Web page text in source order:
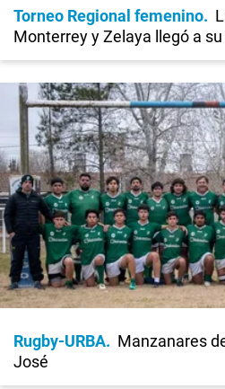
Torneo Regional femenino
Monterrey y Zelaya llegó a
Rugby-URBA
Manzanares
José